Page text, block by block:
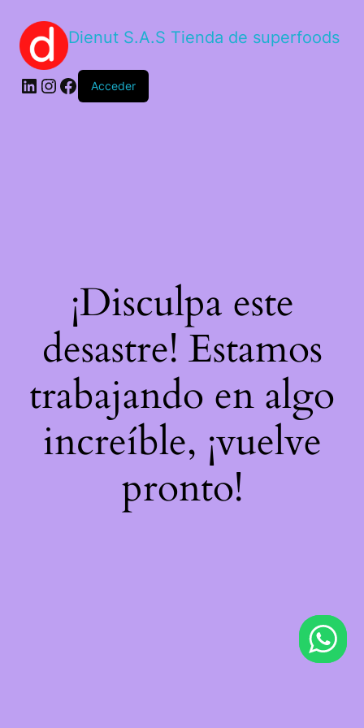
Dienut S.A.S Tienda de superfoods
Acceder
¡Disculpa este
desastre! Estamos
trabajando en algo
increíble, ¡vuelve
pronto!